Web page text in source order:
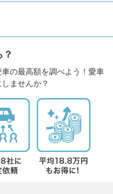
の最高額を調べよう！愛車
ませんか？